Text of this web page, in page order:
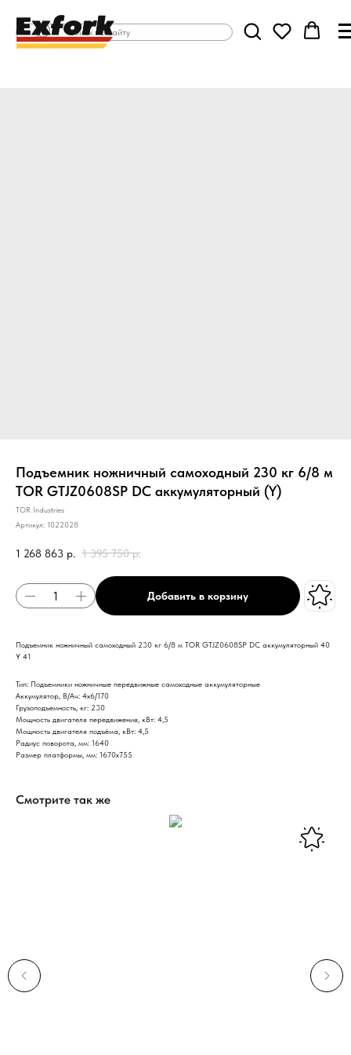
Подъемник ножничный самоходный 230 кг 6/8 м
TOR GTJZ0608SP DC аккумуляторный (Y)
TOR Industries
Артикул: 1022028
1 268 863 р. 1 395 750 р.
Добавить в корзину
Подъемник ножничный самоходный 230 кг 6/8 м TOR GTJZ0608SP DC аккумуляторный 40
Y 41
Тип: Подъемники ножничные передвижные самоходные аккумуляторные
Аккумулятор, В/Ач: 4х6/170
Грузоподъемность, кг: 230
Мощность двигателя передвижения, кВт: 4,5
Мощность двигателя подъёма, кВт: 4,5
Радиус поворота, мм: 1640
Размер платформы, мм: 1670х755
Смотрите так же